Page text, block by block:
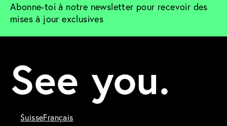
Abonne-toi à notre newsletter pour recevoir des
mises à jour exclusives
See you.
SuisseFrançais